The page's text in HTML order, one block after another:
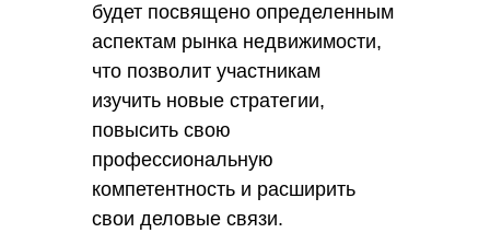
будет посвящено определенным
аспектам рынка недвижимости,
что позволит участникам
изучить новые стратегии,
повысить свою
профессиональную
компетентность и расширить
свои деловые связи.